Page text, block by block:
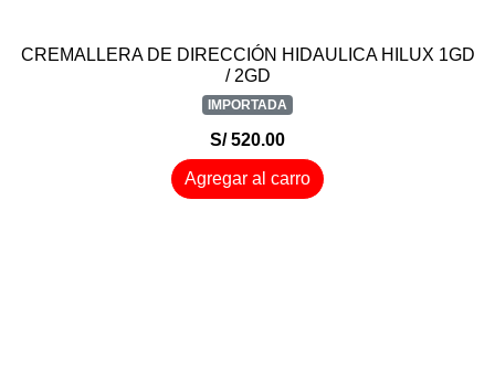
CREMALLERA DE DIRECCIÓN HIDAULICA HILUX 1GD
/ 2GD
IMPORTADA
S/ 520.00
Agregar al carro